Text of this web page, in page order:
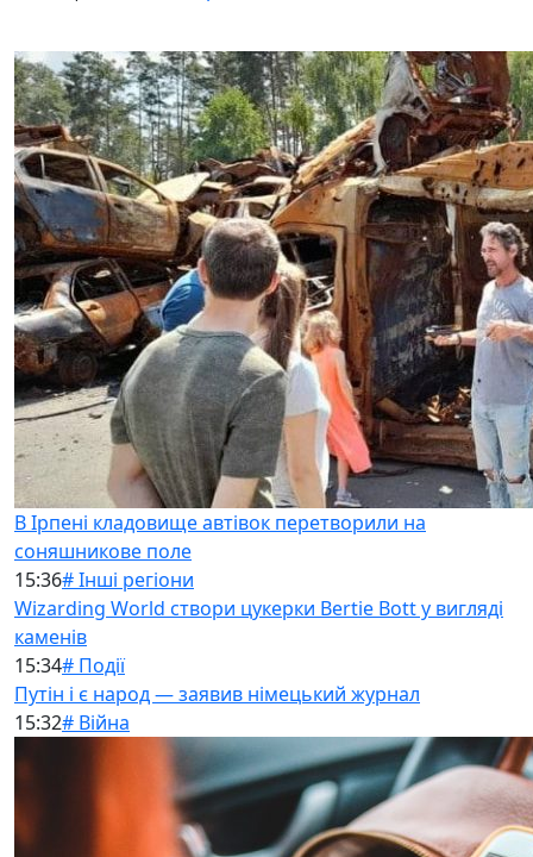
В Ірпені кладовище автівок перетворили на
соняшникове поле
15:36# Інші регіони
Wizarding World створи цукерки Bertie Bott у вигляді
каменів
15:34# Події
Путін і є народ — заявив німецький журнал
15:32# Війна